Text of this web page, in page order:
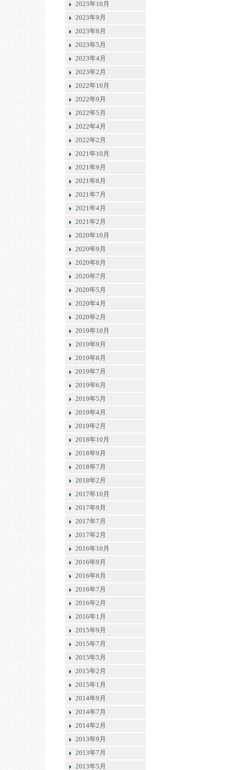
2023年10月
2023年9月
2023年8月
2023年5月
2023年4月
2023年2月
2022年10月
2022年9月
2022年5月
2022年4月
2022年2月
2021年10月
2021年9月
2021年8月
2021年7月
2021年4月
2021年2月
2020年10月
2020年9月
2020年8月
2020年7月
2020年5月
2020年4月
2020年2月
2019年10月
2019年9月
2019年8月
2019年7月
2019年6月
2019年5月
2019年4月
2019年2月
2018年10月
2018年9月
2018年7月
2018年2月
2017年10月
2017年9月
2017年7月
2017年2月
2016年10月
2016年9月
2016年8月
2016年7月
2016年2月
2016年1月
2015年9月
2015年7月
2015年5月
2015年2月
2015年1月
2014年9月
2014年7月
2014年2月
2013年9月
2013年7月
2013年5月